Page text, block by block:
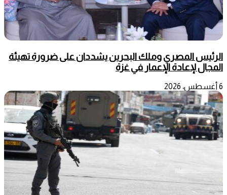
الرئيس المصري وملك البحرين يشددان على ضرورة تهيئة
المجال لإعادة الإعمار في غزة
6 أغسطس، 2026